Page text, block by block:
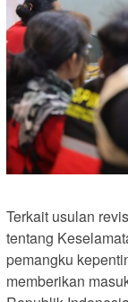
Terkait usulan
tentang
pemangku
memberikan